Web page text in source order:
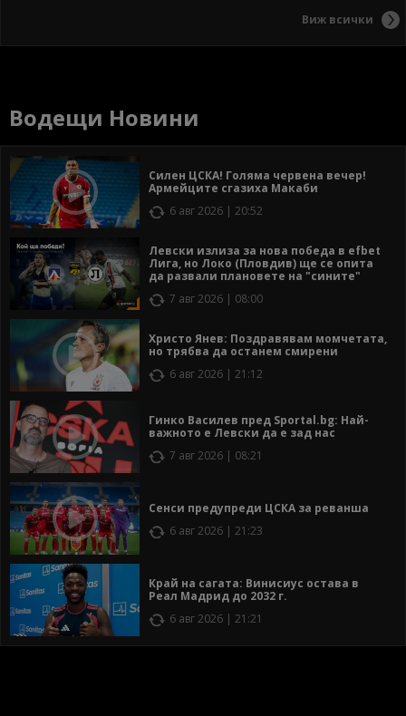
Виж всички
Водещи Новини
Силен ЦСКА! Голяма червена вечер!
Армейците сгазиха Макаби
6 авг 2026 | 20:52
Левски излиза за нова победа в efbet
Лига, но Локо (Пловдив) ще се опита
да развали плановете на "сините"
7 авг 2026 | 08:00
Христо Янев: Поздравявам момчетата,
но трябва да останем смирени
6 авг 2026 | 21:12
Гинко Василев пред Sportal.bg: Най-
важното е Левски да е зад нас
7 авг 2026 | 08:21
Сенси предупреди ЦСКА за реванша
6 авг 2026 | 21:23
Край на сагата: Винисиус остава в
Реал Мадрид до 2032 г.
6 авг 2026 | 21:21